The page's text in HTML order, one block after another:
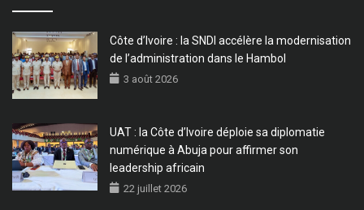
Côte d’Ivoire : la SNDI accélère la modernisation
de l’administration dans le Hambol
3 août 2026
UAT : la Côte d’Ivoire déploie sa diplomatie
numérique à Abuja pour affirmer son
leadership africain
22 juillet 2026